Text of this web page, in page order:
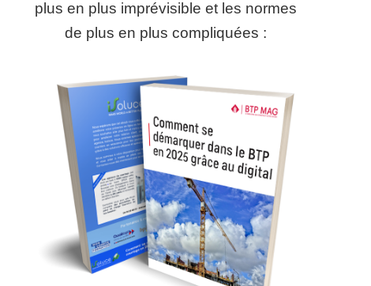
plus en plus imprévisible et les normes
de plus en plus compliquées :